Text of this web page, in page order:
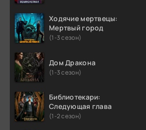
Ходячие мертвецы:
Мертвый город
(1-3 сезон)
Дом Дракона
(1-3 сезон)
Библиотекари:
Следующая глава
(1-2 сезон)